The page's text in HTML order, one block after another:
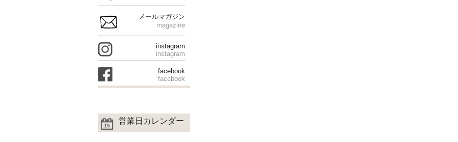
メールマガジン
magazine
instagram
instagram
facebook
facebook
営業日カレンダー